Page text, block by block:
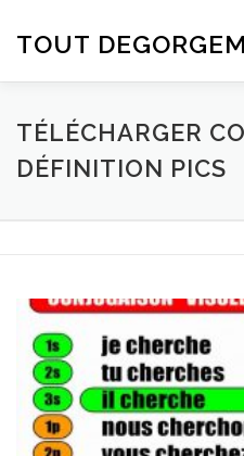
TOUT
TÉLÉCHARGER
DÉFINITION PICS